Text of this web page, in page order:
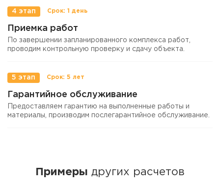
4 этап
Приемка работ
По завершении запланированного комплекса работ,
проводим контрольную проверку и сдачу объекта.
5 этап
Гарантийное обслуживание
Предоставляем гарантию на выполненные работы и
материалы, производим послегарантийное обслуживание.
Примеры других расчетов